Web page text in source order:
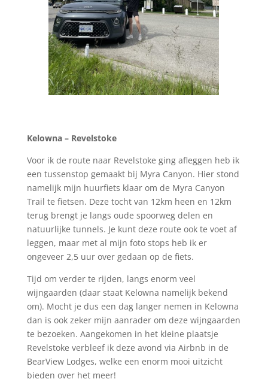
Kelowna – Revelstoke
Voor ik de route naar Revelstoke ging afleggen heb ik
een tussenstop gemaakt bij Myra Canyon. Hier stond
namelijk mijn huurfiets klaar om de Myra Canyon
Trail te fietsen. Deze tocht van 12km heen en 12km
terug brengt je langs oude spoorweg delen en
natuurlijke tunnels. Je kunt deze route ook te voet af
leggen, maar met al mijn foto stops heb ik er
ongeveer 2,5 uur over gedaan op de fiets.
Tijd om verder te rijden, langs enorm veel
wijngaarden (daar staat Kelowna namelijk bekend
om). Mocht je dus een dag langer nemen in Kelowna
dan is ook zeker mijn aanrader om deze wijngaarden
te bezoeken. Aangekomen in het kleine plaatsje
Revelstoke verbleef ik deze avond via Airbnb in de
BearView Lodges, welke een enorm mooi uitzicht
bieden over het meer!